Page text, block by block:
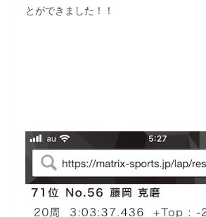
とができました！！